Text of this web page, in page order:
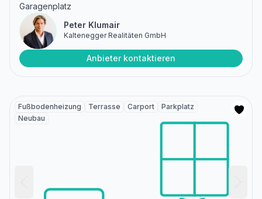
Garagenplatz
Peter Klumair
Kaltenegger Realitäten GmbH
Anbieter kontaktieren
Fußbodenheizung Terrasse Carport
Parkplatz
Neubau